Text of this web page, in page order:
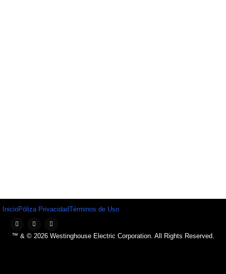
InicioPóliza PrivacidadTérminos de Uso
™ & © 2026 Westinghouse Electric Corporation. All Rights Reserved.